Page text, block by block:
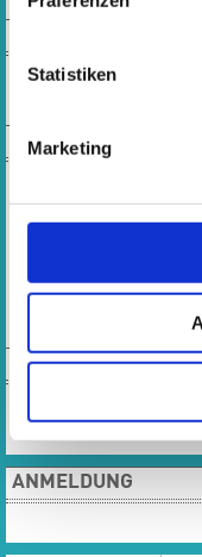
Statistiken
Marketing
KONTAKT
Tel.: 0 61 42 - 83 26 43
TEAM
Das gesamte Team
ANMELDUNG